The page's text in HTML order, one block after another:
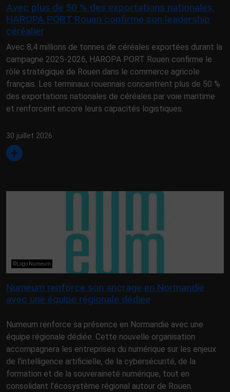
Avec plus de 50 % des exportations nationales,
HAROPA PORT Rouen confirme son leadership
céréalier
Avec 8,4 millions de tonnes de céréales exportées durant la
campagne 2025-2026, HAROPA PORT Rouen confirme le
rôle stratégique de Rouen dans le commerce agricole
français. Les terminaux rouennais concentrent plus de 50 %
des exportations nationales de céréales par voie maritime
et renforcent encore leurs capacités logistiques.
30 juillet 2026
©Logo Numeum
Numeum renforce son ancrage en Normandie
avec une équipe régionale dédiée
Numeum renforce sa présence en Normandie avec une
équipe régionale dédiée. Cette nouvelle organisation
accompagnera les entreprises du numérique sur les enjeux
de l’intelligence artificielle, de la cybersécurité, de la
formation et de la souveraineté numérique, tout en
consolidant l’écosystème régional autour de Rouen.